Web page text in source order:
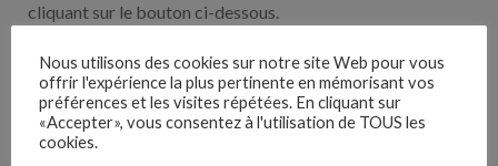
cliquant sur le bouton ci-dessous.
Nos solutions entreprises
Découvrez nos partenaires ! Moteurs de recherches,
Nous utilisons des cookies sur notre site Web pour vous
offrir l'expérience la plus pertinente en mémorisant vos
préférences et les visites répétées. En cliquant sur
«Accepter», vous consentez à l'utilisation de TOUS les
cookies.